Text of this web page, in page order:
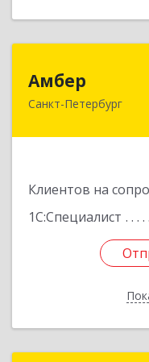
Амбер
Санкт-Петербург
Клиентов на
1С:Специалист
191119, Санкт-